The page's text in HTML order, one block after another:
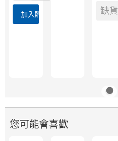
加入購物車 缺貨
您可能會喜歡